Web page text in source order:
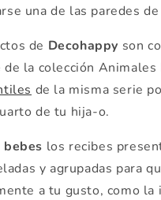
una de las paredes
de Decohappy son
de la colección Animales
de la misma serie
de tu hija-o.
los recibes
y agrupadas para
a tu gusto, como la